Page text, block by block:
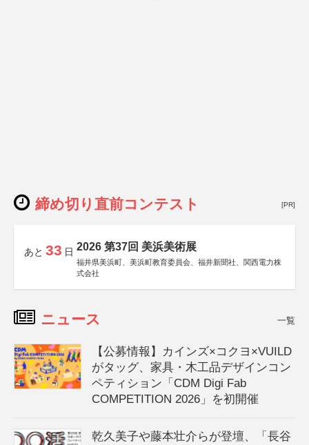
締め切り直前コンテスト [PR]
あと 33 日 2026 第37回 美浜美術展
福井県美浜町、美浜町教育委員会、福井新聞社、関西電力株
式会社
ニュース 一覧
【公募情報】カインズ×コクヨ×VUILD
がタッグ、家具・木工品デザインコン
ペティション「CDM Digi Fab
COMPETITION 2026」を初開催
乾久美子や藤本壮介らが登壇、「長谷